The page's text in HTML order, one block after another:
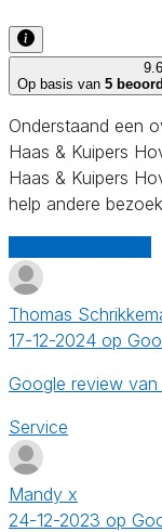
9.6
Op basis van 5
Onderstaand een
Haas & Kuipers
Haas & Kuipers
help andere
Thomas
17-12-2024 op
Google review
Service
Mandy x
24-12-2023 op